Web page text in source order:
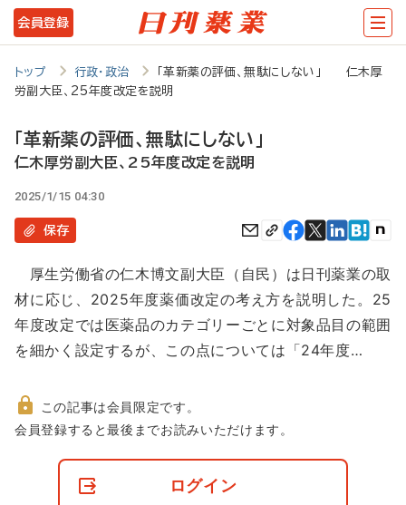
メ
イ
テ
ツ
に
動
会員登録
トップ 行政・政治
「革新薬の評価、無駄にしない」 仁木厚
労副大臣、25年度改定を説明
「革新薬の評価、無駄にしない」
仁木厚労副大臣、25年度改定を説明
2025/1/15 04:30
保存
厚生労働省の仁木博文副大臣（自民）は日刊薬業の取
材に応じ、2025年度薬価改定の考え方を説明した。25
年度改定では医薬品のカテゴリーごとに対象品目の範囲
を細かく設定するが、この点については「24年度…
非
この記事は会員限定です。
会員登録すると最後までお読みいただけます。
ログイン